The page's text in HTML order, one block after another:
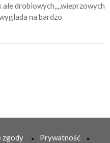
ale drobiowych,,,,wieprzowych
na bardzo
zgody
Prywatność